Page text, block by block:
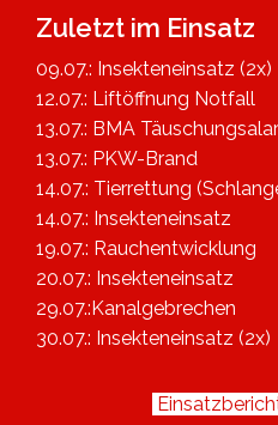
Zuletzt im Einsatz
09.07.: Insekteneinsatz (2x)
12.07.: Liftöffnung Notfall
13.07.: BMA
13.07.: PKW-Brand
14.07.: Tierrettung
14.07.: Insekteneinsatz
19.07.: Rauchentwicklung
20.07.: Insekteneinsatz
29.07.:Kanalgebrechen
30.07.: Insekteneinsatz (2x)